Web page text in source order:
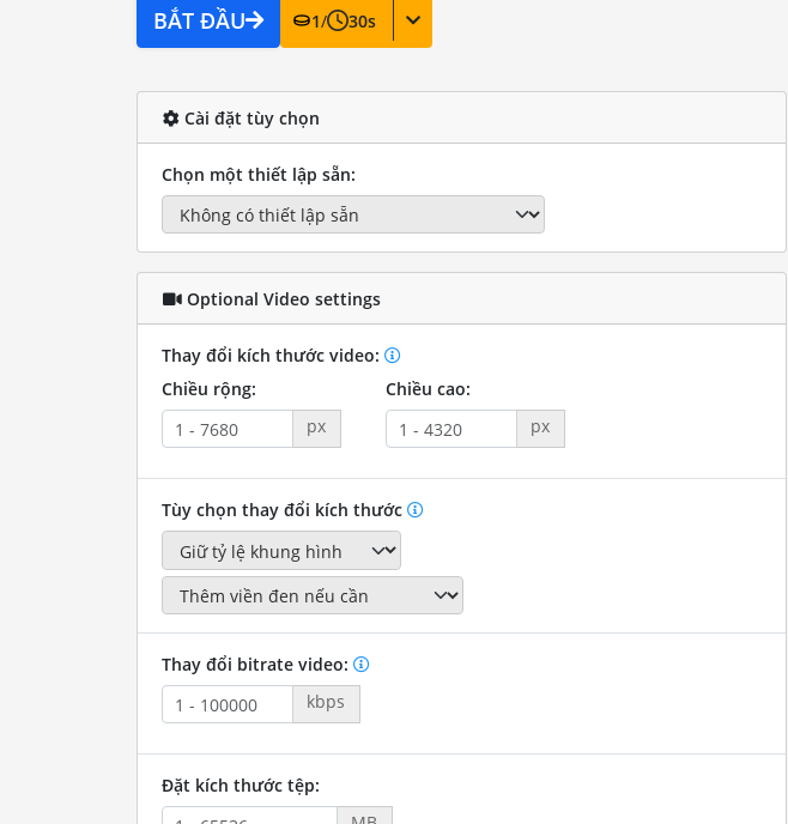
BẮT ĐẦU 1/ 30s
Cài đặt tùy chọn
Chọn một thiết lập sẵn:
Optional Video settings
Thay đổi kích thước video:
Chiều rộng:
px
Chiều cao:
px
Tùy chọn thay đổi kích thước
Thay đổi bitrate video:
kbps
Đặt kích thước tệp: